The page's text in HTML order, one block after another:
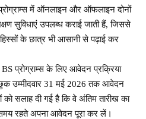
में ऑनलाइन और ऑफलाइन दोनों
सुविधाएं उपलब्ध कराई जाती हैं, जिससे
के छात्र भी आसानी से पढ़ाई कर
प्रोग्राम्स के लिए आवेदन प्रक्रिया
उम्मीदवार 31 मई 2026 तक आवेदन
सलाह दी गई है कि वे अंतिम तारीख का
रहते अपना आवेदन पूरा कर लें।